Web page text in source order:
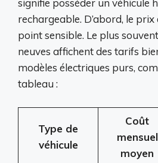
signifie posséder un véhicule
rechargeable. D’abord, le prix
point sensible. Le plus
neuves affichent des tarifs
modèles électriques purs,
tableau :
Type de
véhicule
Coût
mensuel
moyen